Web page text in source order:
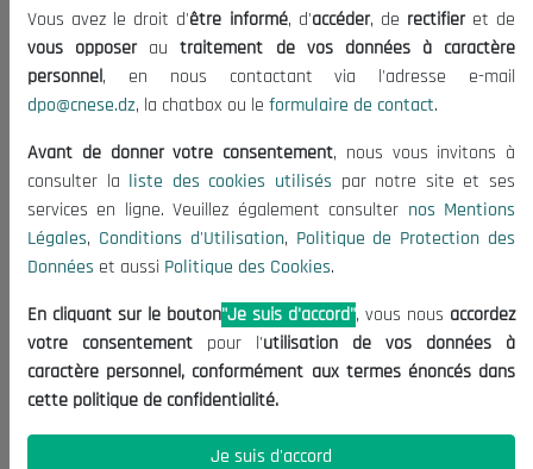
Informations utiles
Appels d'offres et Consultations
Mentions Légales
Conditions d'Utilisation
Politique de Protection des Données
Politique des Cookies
Nous Contacter
(+213) 021 98 01 00|01|02
contact@cnese.dz
Suggestions ou Initiatives ?
Newsletter
dernières nouvelles.
Vous avez le droit d'être informé, d'accéder, de rectifieret de
vous opposerautraitement de vos données à caractère
personnel, en nous contactant via l'adresse e-mail
dpo@cnese.dz, la chatbox ou le formulaire de contact.
Avant de donner votre consentement, nous vous invitons à
consulter la liste des cookies utilisés par notre site et ses
services en ligne. Veuillez également consulter nos Mentions
Légales, Conditions d'Utilisation, Politique de Protection des
Données et aussi Politique des Cookies.
En cliquant sur le bouton"Je suis d'accord", vous nous accordez
votre consentement pour l'utilisation de vos données à
caractère personnel, conformément aux termes énoncés dans
cette politique de confidentialité.
Je suis d'accord